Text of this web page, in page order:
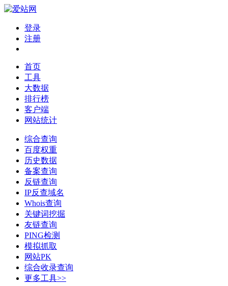
登录
注册
首页
工具
大数据
排行榜
客户端
网站统计
综合查询
百度权重
历史数据
备案查询
反链查询
IP反查域名
Whois查询
关键词挖掘
友链查询
PING检测
模拟抓取
网站PK
综合收录查询
更多工具>>